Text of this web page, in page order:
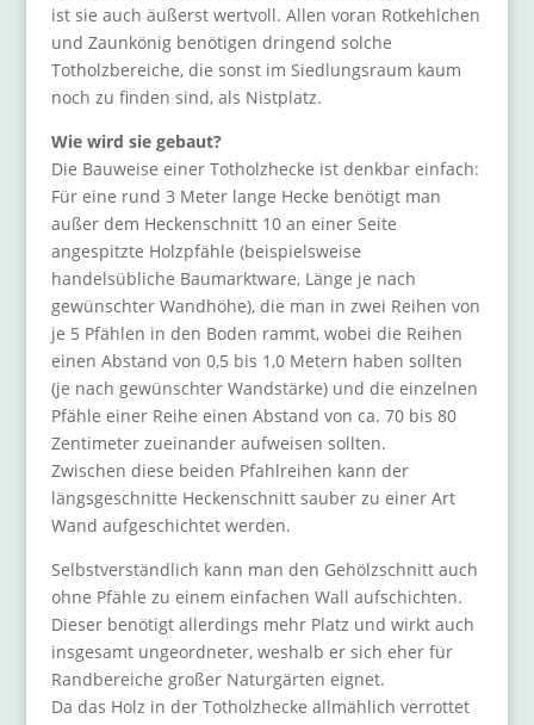
ist sie auch äußerst wertvoll. Allen voran Rotkehlchen
und Zaunkönig benötigen dringend solche
Totholzbereiche, die sonst im Siedlungsraum kaum
noch zu finden sind, als Nistplatz.
Wie wird sie gebaut?
Die Bauweise einer Totholzhecke ist denkbar einfach:
Für eine rund 3 Meter lange Hecke benötigt man
außer dem Heckenschnitt 10 an einer Seite
angespitzte Holzpfähle (beispielsweise
handelsübliche Baumarktware, Länge je nach
gewünschter Wandhöhe), die man in zwei Reihen von
je 5 Pfählen in den Boden rammt, wobei die Reihen
einen Abstand von 0,5 bis 1,0 Metern haben sollten
(je nach gewünschter Wandstärke) und die einzelnen
Pfähle einer Reihe einen Abstand von ca. 70 bis 80
Zentimeter zueinander aufweisen sollten.
Zwischen diese beiden Pfahlreihen kann der
längsgeschnitte Heckenschnitt sauber zu einer Art
Wand aufgeschichtet werden.
Selbstverständlich kann man den Gehölzschnitt auch
ohne Pfähle zu einem einfachen Wall aufschichten.
Dieser benötigt allerdings mehr Platz und wirkt auch
insgesamt ungeordneter, weshalb er sich eher für
Randbereiche großer Naturgärten eignet.
Da das Holz in der Totholzhecke allmählich verrottet